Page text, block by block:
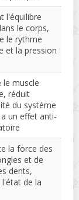
l'équilibre
le corps,
le rythme
et la pression
le muscle
réduit
du système
un effet anti-
la force des
et de
dents,
de la